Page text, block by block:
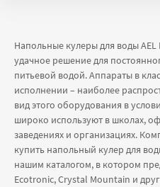
Напольные кулеры для воды
удачное решение для
питьевой водой. Аппараты в
исполнении – наиболее
вид этого оборудования в
широко используют в школах,
заведениях и организациях.
купить напольный кулер для
нашим каталогом, в котором
Ecotronic, Crystal Mountain и